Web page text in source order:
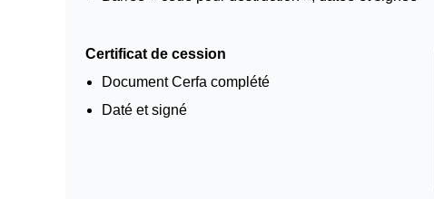
Certificat de cession
Document Cerfa complété
Daté et signé